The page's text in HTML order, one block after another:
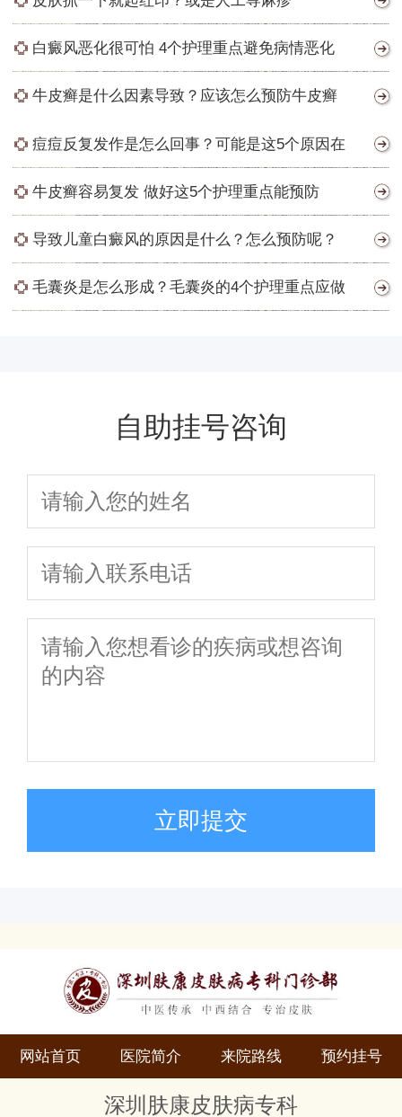
白癜风恶化很可怕 4个护理重点避免病情恶化
牛皮癣是什么因素导致？应该怎么预防牛皮癣
痘痘反复发作是怎么回事？可能是这5个原因在
牛皮癣容易复发 做好这5个护理重点能预防
导致儿童白癜风的原因是什么？怎么预防呢？
毛囊炎是怎么形成？毛囊炎的4个护理重点应做
自助挂号咨询
立即提交
网站首页 医院简介 来院路线 预约挂号
深圳肤康皮肤病专科